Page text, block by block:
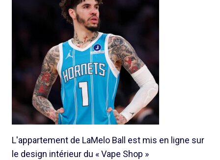
L'appartement de LaMelo Ball est mis en ligne sur
le design intérieur du « Vape Shop »